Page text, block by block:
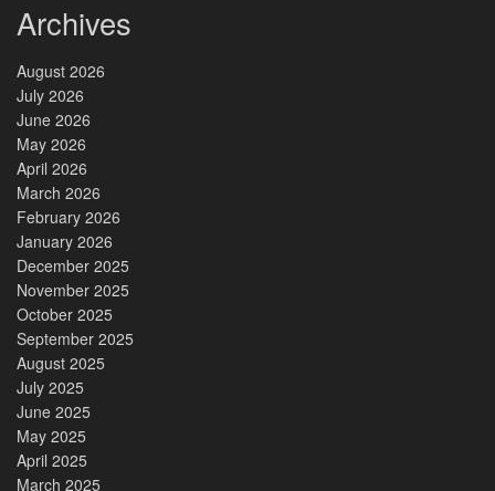
Archives
August 2026
July 2026
June 2026
May 2026
April 2026
March 2026
February 2026
January 2026
December 2025
November 2025
October 2025
September 2025
August 2025
July 2025
June 2025
May 2025
April 2025
March 2025